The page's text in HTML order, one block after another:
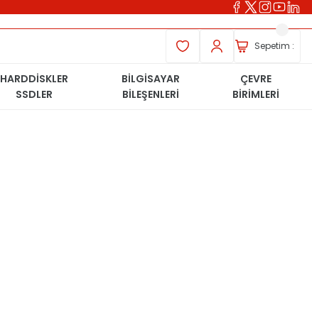
Sepetim :
HARDDİSKLER
SSDLER
BİLGİSAYAR
BİLEŞENLERİ
ÇEVRE
BİRİMLERİ